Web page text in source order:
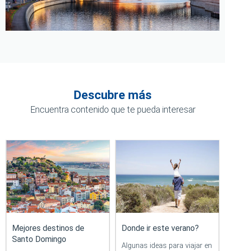
Descubre más
Encuentra contenido que te pueda interesar
Mejores destinos de
Santo Domingo
Donde ir este verano?
Algunas ideas para viajar en